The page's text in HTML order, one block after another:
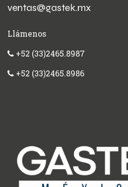
ventas@gastek.mx
Llámenos
+52 (33)2465.8987
+52 (33)2465.8986